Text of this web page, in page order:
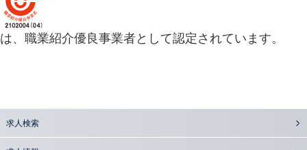
は、職業紹介優良事業者として認定されています。
求人検索